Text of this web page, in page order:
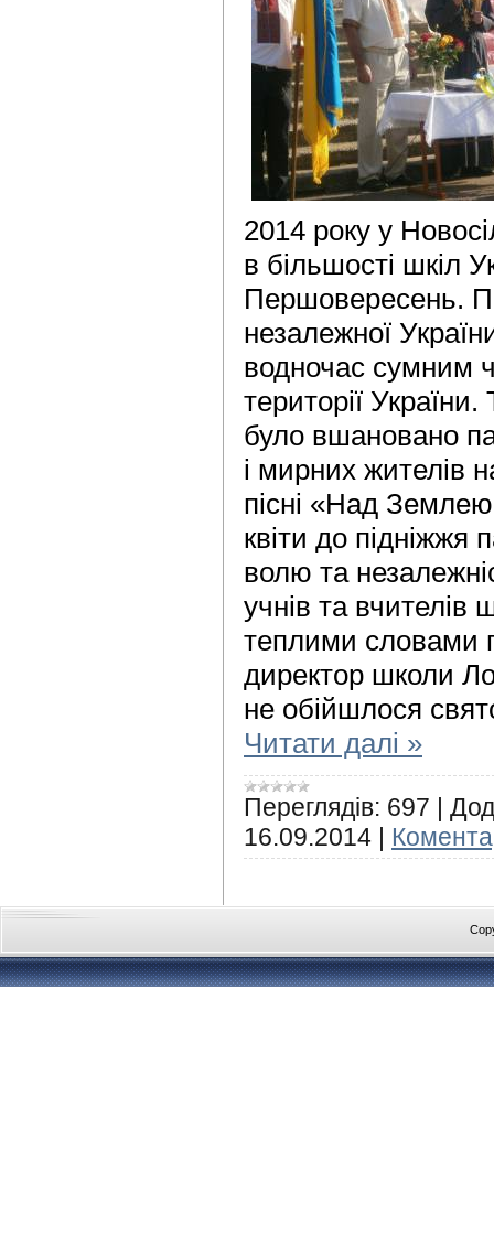
2014 року у
в більшості шкіл
Першовересень.
незалежної
водночас сумним
території
було вшановано
і мирних жителів
пісні «Над
квіти до підніжжя
волю та
учнів та вчителів
теплими словами
директор школи
не обійшлося
Читати далі »
Переглядів: 697 |
16.09.2014 |